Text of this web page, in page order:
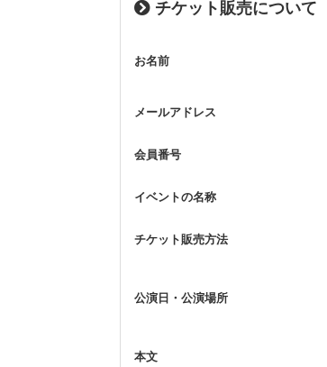
チケット販売について
お名前
メールアドレス
会員番号
イベントの名称
チケット販売方法
公演日・公演場所
本文